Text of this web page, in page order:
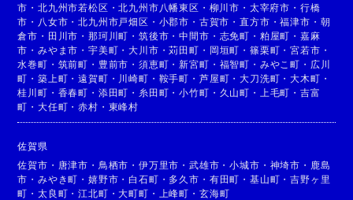
市 ・北九州市若松区 ・北九州市八幡東区 ・ 柳川市 ・ 太宰府市 ・ 行橋
市 ・ 八女市 ・北九州市戸畑区 ・ 小郡市 ・ 古賀市 ・直方市 ・福津市 ・ 朝
倉市 ・ 田川市 ・那珂川町 ・筑後市 ・中間市 ・ 志免町 ・ 粕屋町 ・ 嘉麻
市 ・みやま市 ・宇美町 ・大川市 ・苅田町 ・ 岡垣町 ・ 篠栗町 ・宮若市 ・
水巻町 ・ 筑前町 ・ 豊前市 ・須恵町 ・新宮町 ・ 福智町 ・ みやこ町 ・ 広川
町 ・築上町 ・遠賀町 ・ 川崎町 ・ 鞍手町 ・ 芦屋町 ・大刀洗町 ・大木町 ・
桂川町 ・ 香春町 ・ 添田町 ・ 糸田町 ・小竹町 ・ 久山町 ・ 上毛町 ・ 吉富
町 ・大任町 ・赤村 ・ 東峰村
佐賀県
佐賀市 ・ 唐津市 ・ 鳥栖市 ・伊万里市 ・武雄市 ・小城市 ・ 神埼市 ・ 鹿島
市 ・みやき町 ・嬉野市 ・ 白石町 ・ 多久市 ・ 有田町 ・ 基山町 ・吉野ヶ里
町 ・太良町 ・江北町 ・大町町 ・ 上峰町 ・ 玄海町